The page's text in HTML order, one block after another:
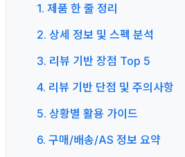
1. 제품 한 줄 정리
2. 상세 정보 및 스펙 분석
3. 리뷰 기반 장점 Top 5
4. 리뷰 기반 단점 및 주의사항
5. 상황별 활용 가이드
6. 구매/배송/AS 정보 요약